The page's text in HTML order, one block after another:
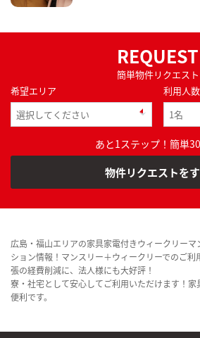
REQUEST
簡単物件リクエスト
希望エリア
利用人数
あと1ステップ！簡単30
物件リクエストを
広島・福山エリアの家具家電付きウィークリー
ション情報！マンスリー＋ウィークリーでのご利
張の経費削減に、法人様にも大好評！
寮・社宅として安心してご利用いただけます！
便利です。